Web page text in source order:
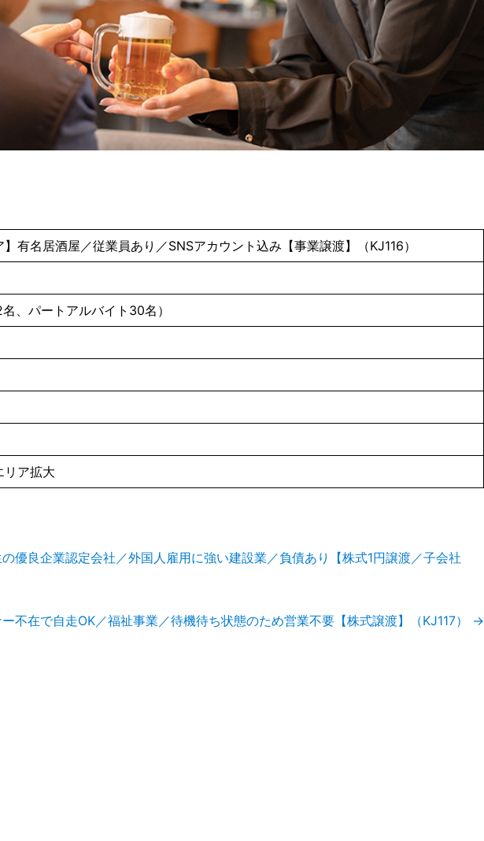
】有名居酒屋／従業員あり／SNSアカウント込み【事業譲渡】（KJ116）
、パートアルバイト30名）
リア拡大
優良企業認定会社／外国人雇用に強い建設業／負債あり【株式1円譲渡／子会社
ー不在で自走OK／福祉事業／待機待ち状態のため営業不要【株式譲渡】（KJ117） →